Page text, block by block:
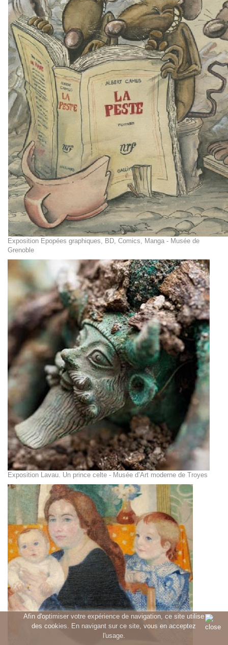
Afin d'optimiser votre expérience de navigation, ce site utilise
des cookies. En navigant sur ce site, vous en acceptez
l'usage.
Exposition Epopées graphiques, BD, Comics, Manga - Musée de
Grenoble
Exposition Lavau. Un prince celte - Musée d’Art moderne de Troyes